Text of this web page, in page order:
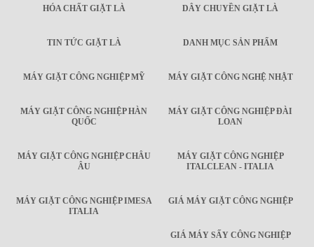
HÓA CHẤT GIẶT LÀ DÂY CHUYỀN GIẶT LÀ
TIN TỨC GIẶT LÀ DANH MỤC SẢN PHẨM
MÁY GIẶT CÔNG NGHIỆP MỸ MÁY GIẶT CÔNG NGHỆ NHẬT
MÁY GIẶT CÔNG NGHIỆP HÀN
QUỐC
MÁY GIẶT CÔNG NGHIỆP ĐÀI
LOAN
MÁY GIẶT CÔNG NGHIỆP CHÂU
ÂU
MÁY GIẶT CÔNG NGHIỆP
ITALCLEAN - ITALIA
MÁY GIẶT CÔNG NGHIỆP IMESA
ITALIA
GIÁ MÁY GIẶT CÔNG NGHIỆP
GIÁ MÁY SẤY CÔNG NGHIỆP